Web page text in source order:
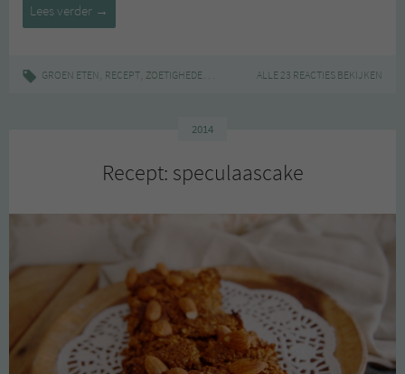
Lees verder Carrotcake
met
citroensaus
→
GROEN ETEN, RECEPT, ZOETIGHEDEN | ,CAKE,CARROTCAKE,
ALLE 23 REACTIES BEKIJKEN
2014
Recept: speculaascake